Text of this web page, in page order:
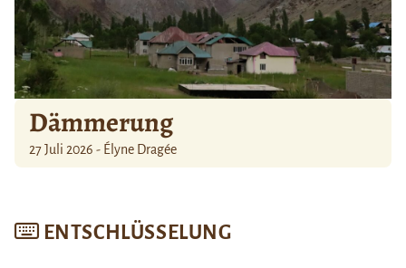
Dämmerung
27 Juli 2026 - Élyne Dragée
ENTSCHLÜSSELUNG